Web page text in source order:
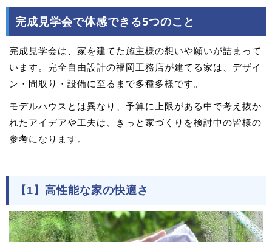
完成見学会で体感できる5つのこと
完成見学会は、家を建てた施主様の想いや願いが詰まって
います。完全自由設計の福岡工務店が建てる家は、デザイ
ン・間取り・設備に至るまで多種多様です。
モデルハウスとは異なり、予算に上限がある中で考え抜か
れたアイデアや工夫は、きっと家づくりを検討中の皆様の
参考になります。
【1】高性能な家の快適さ